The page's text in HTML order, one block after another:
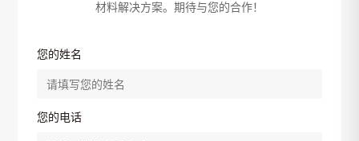
材料解决方案。期待与您的合作！
您的姓名
您的电话